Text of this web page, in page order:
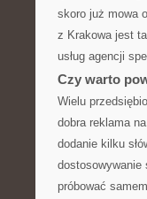
skoro już mowa
z Krakowa jest
usług agencji
Czy warto
Wielu
dobra reklama
dodanie kilku
dostosowywanie
próbować